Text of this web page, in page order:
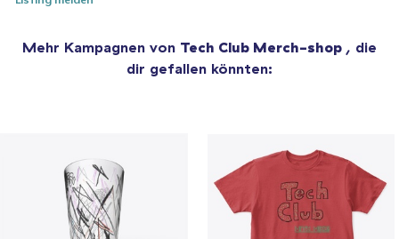
Mehr Kampagnen von Tech Club Merch-shop , die
dir gefallen könnten: